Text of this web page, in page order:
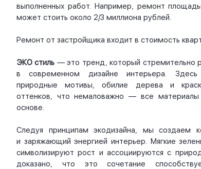
выполненных работ. Например, ремонт
может стоить около 2/3 миллиона рублей.
Ремонт от застройщика входит в стоимость
ЭКО стиль — это тренд, который стремительно
в современном дизайне интерьера. Здесь
природные мотивы, обилие дерева и
оттенков, что немаловажно — все
основе.
Следуя принципам экодизайна, мы создаем
и заряжающий энергией интерьер. Мягкие
символизируют рост и ассоциируются с
доказано, что это сочетание